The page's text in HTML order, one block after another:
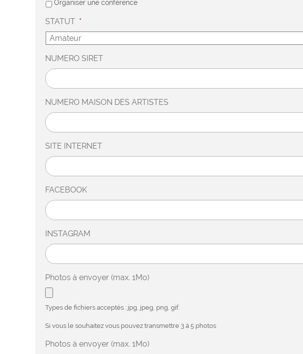
Organiser une conférence
STATUT *
NUMERO SIRET
NUMERO MAISON DES ARTISTES
SITE INTERNET
FACEBOOK
INSTAGRAM
Photos à envoyer (max. 1Mo)
Types de fichiers acceptés : jpg, jpeg, png, gif.
Si vous le souhaitez vous pouvez transmettre 3 à 5 photos
Photos à envoyer (max. 1Mo)